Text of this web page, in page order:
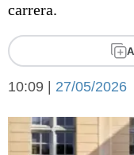
Economía y campo
carrera.
10:09 | 27/05/2026